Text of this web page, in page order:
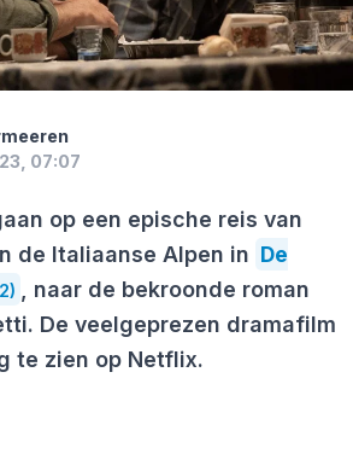
07:07
op een epische reis van
de Italiaanse Alpen in De
, naar de bekroonde roman
De veelgeprezen dramafilm
te zien op Netflix.